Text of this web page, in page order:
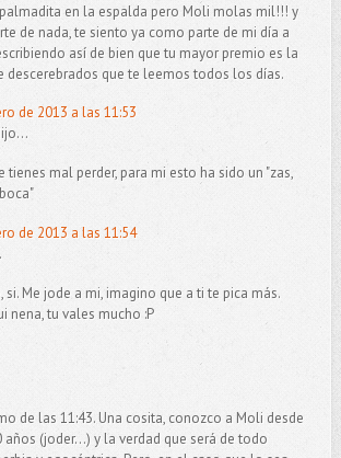
en la espalda pero Moli molas mil!!! y
de nada, te siento ya como parte de mi día a
así de bien que tu mayor premio es la
descerebrados que te leemos todos los días.
de 2013 a las 11:53
tienes mal perder, para mi esto ha sido un "zas,
de 2013 a las 11:54
si. Me jode a mi, imagino que a ti te pica más.
nena, tu vales mucho :P
de las 11:43. Una cosita, conozco a Moli desde
años (joder...) y la verdad que será de todo